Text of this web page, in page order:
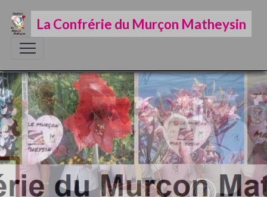
La Confrérie du Murçon Matheysin